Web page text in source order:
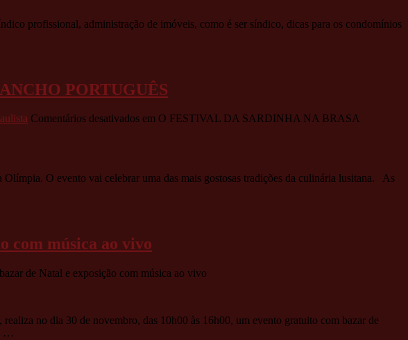
profissional, administração de imóveis, como é ser síndico, dicas para os condomínios
PORTUGUÊS
Comentários desativados em O FESTIVAL DA SARDINHA NA BRASA
O evento vai celebrar uma das mais gostosas tradições da culinária lusitana. As
com música ao vivo
de Natal e exposição com música ao vivo
no dia 30 de novembro, das 10h00 às 16h00, um evento gratuito com bazar de
…